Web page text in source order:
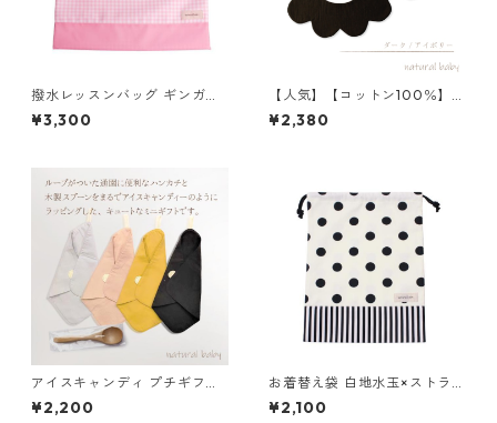
撥水レッスンバッグ ギンガム
チェック×ピンク 85-71200-3
¥3,300
【人気】【コットン100％】
花びらスタイ ダーク／アイボ
リー
¥2,380
アイスキャンディ プチギフト
マスタード
¥2,200
お着替え袋 白地水玉×ストライ
プ 85-73051-2
¥2,100